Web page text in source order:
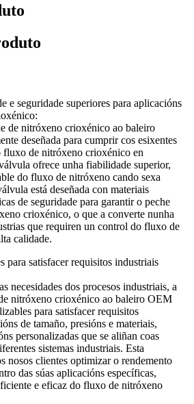
e seguridade superiores para aplicacións
de nitróxeno crioxénico ao baleiro
deseñada para cumprir cos esixentes
fluxo de nitróxeno crioxénico en
ofrece unha fiabilidade superior,
do fluxo de nitróxeno cando sexa
está deseñada con materiais
de seguridade para garantir o peche
crioxénico, o que a converte nunha
que requiren un control do fluxo de
calidade.
para satisfacer requisitos industriais
necesidades dos procesos industriais, a
nitróxeno crioxénico ao baleiro OEM
para satisfacer requisitos
de tamaño, presións e materiais,
personalizadas que se aliñan coas
sistemas industriais. Esta
nosos clientes optimizar o rendemento
das súas aplicacións específicas,
e eficaz do fluxo de nitróxeno